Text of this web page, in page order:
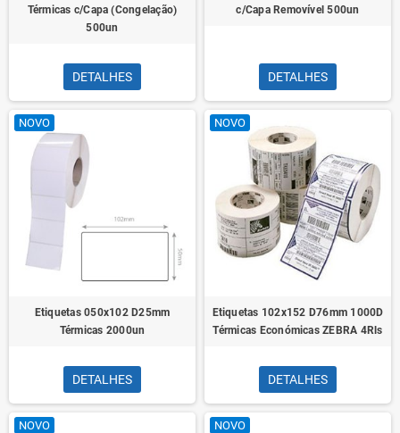
Térmicas c/Capa (Congelação)
500un
DETALHES
c/Capa Removível 500un
DETALHES
NOVO
Etiquetas 050x102 D25mm
Térmicas 2000un
DETALHES
NOVO
Etiquetas 102x152 D76mm 1000D
Térmicas Económicas ZEBRA 4Rls
DETALHES
NOVO NOVO